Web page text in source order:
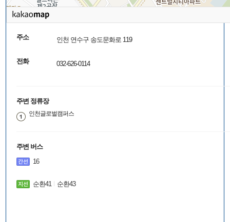
주소 인천 연수구 송도문화로 119
전화 032-626-0114
주변 정류장
인천글로벌캠퍼스
주변 버스
16
순환41 순환43